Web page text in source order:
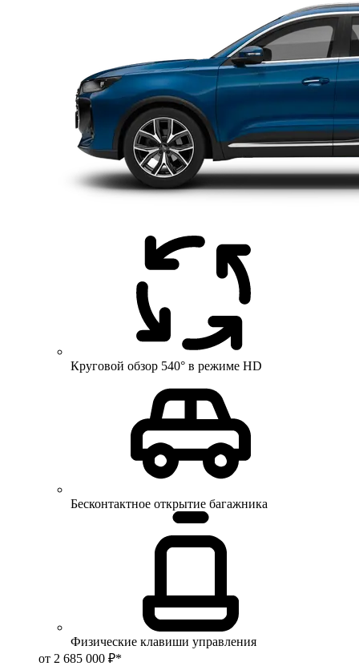
Круговой обзор 540° в режиме HD
Бесконтактное открытие багажника
Физические клавиши управления
от 2 685 000 ₽*